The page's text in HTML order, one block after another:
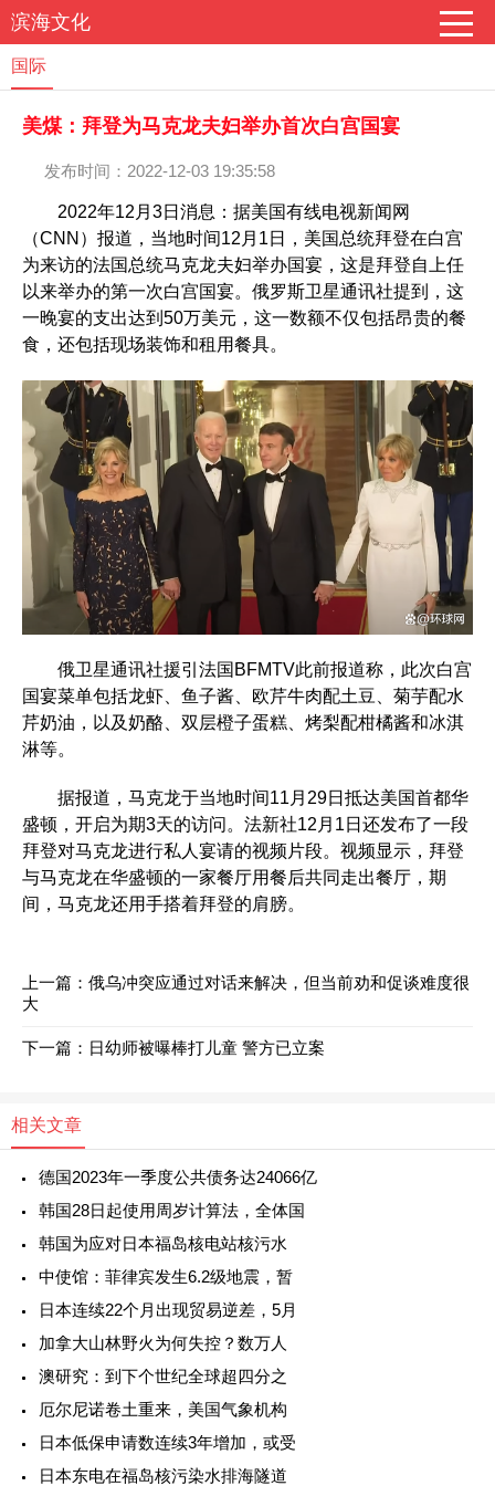
滨海文化
国际
美煤：拜登为马克龙夫妇举办首次白宫国宴
发布时间：2022-12-03 19:35:58
2022年12月3日消息：据美国有线电视新闻网
（CNN）报道，当地时间12月1日，美国总统拜登在白宫
为来访的法国总统马克龙夫妇举办国宴，这是拜登自上任
以来举办的第一次白宫国宴。俄罗斯卫星通讯社提到，这
一晚宴的支出达到50万美元，这一数额不仅包括昂贵的餐
食，还包括现场装饰和租用餐具。
俄卫星通讯社援引法国BFMTV此前报道称，此次白宫
国宴菜单包括龙虾、鱼子酱、欧芹牛肉配土豆、菊芋配水
芹奶油，以及奶酪、双层橙子蛋糕、烤梨配柑橘酱和冰淇
淋等。
据报道，马克龙于当地时间11月29日抵达美国首都华
盛顿，开启为期3天的访问。法新社12月1日还发布了一段
拜登对马克龙进行私人宴请的视频片段。视频显示，拜登
与马克龙在华盛顿的一家餐厅用餐后共同走出餐厅，期
间，马克龙还用手搭着拜登的肩膀。
上一篇： 俄乌冲突应通过对话来解决，但当前劝和促谈难度很
大
下一篇： 日幼师被曝棒打儿童 警方已立案
相关文章
德国2023年一季度公共债务达24066亿
韩国28日起使用周岁计算法，全体国
韩国为应对日本福岛核电站核污水
中使馆：菲律宾发生6.2级地震，暂
日本连续22个月出现贸易逆差，5月
加拿大山林野火为何失控？数万人
澳研究：到下个世纪全球超四分之
厄尔尼诺卷土重来，美国气象机构
日本低保申请数连续3年增加，或受
日本东电在福岛核污染水排海隧道